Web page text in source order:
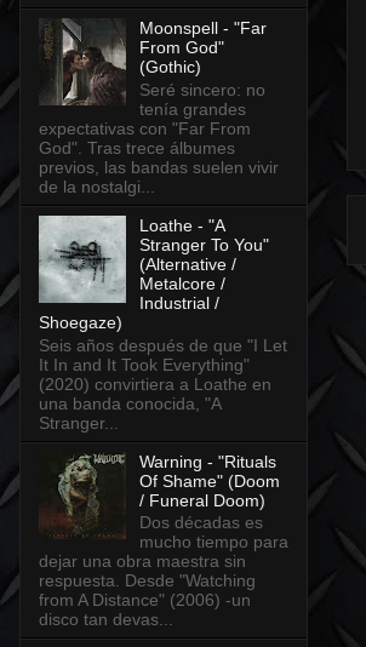
Moonspell - "Far
From God"
(Gothic)
Seré sincero: no
tenía grandes
expectativas con "Far From
God". Tras trece álbumes
previos, las bandas suelen vivir
de la nostalgi...
Loathe - "A
Stranger To You"
(Alternative /
Metalcore /
Industrial /
Shoegaze)
Seis años después de que "I Let
It In and It Took Everything"
(2020) convirtiera a Loathe en
una banda conocida, "A
Stranger...
Warning - "Rituals
Of Shame" (Doom
/ Funeral Doom)
Dos décadas es
mucho tiempo para
dejar una obra maestra sin
respuesta. Desde "Watching
from A Distance" (2006) -un
disco tan devas...